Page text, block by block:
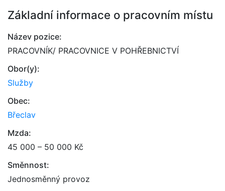
Základní informace o pracovním místu
Název pozice:
PRACOVNÍK/ PRACOVNICE V POHŘEBNICTVÍ
Obor(y):
Služby
Obec:
Břeclav
Mzda:
45 000 – 50 000 Kč
Směnnost:
Jednosměnný provoz